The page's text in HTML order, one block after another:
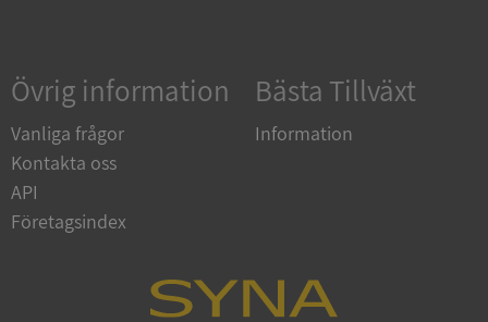
Övrig information
Vanliga frågor
Kontakta oss
API
Företagsindex
Bästa Tillväxt
Information
.youtube.com